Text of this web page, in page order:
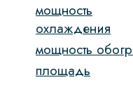
мощность
охлаждения
мощность
площадь